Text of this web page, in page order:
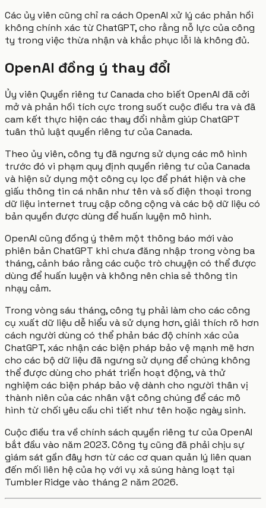
Các ủy viên cũng chỉ ra cách OpenAI xử lý các phản hồi
không chính xác từ ChatGPT, cho rằng nỗ lực của công
ty trong việc thừa nhận và khắc phục lỗi là không đủ.
OpenAI đồng ý thay đổi
Ủy viên Quyền riêng tư Canada cho biết OpenAI đã cởi
mở và phản hồi tích cực trong suốt cuộc điều tra và đã
cam kết thực hiện các thay đổi nhằm giúp ChatGPT
tuân thủ luật quyền riêng tư của Canada.
Theo ủy viên, công ty đã ngưng sử dụng các mô hình
trước đó vi phạm quy định quyền riêng tư của Canada
và hiện sử dụng một công cụ lọc để phát hiện và che
giấu thông tin cá nhân như tên và số điện thoại trong
dữ liệu internet truy cập công cộng và các bộ dữ liệu có
bản quyền được dùng để huấn luyện mô hình.
OpenAI cũng đồng ý thêm một thông báo mới vào
phiên bản ChatGPT khi chưa đăng nhập trong vòng ba
tháng, cảnh báo rằng các cuộc trò chuyện có thể được
dùng để huấn luyện và không nên chia sẻ thông tin
nhạy cảm.
Trong vòng sáu tháng, công ty phải làm cho các công
cụ xuất dữ liệu dễ hiểu và sử dụng hơn, giải thích rõ hơn
cách người dùng có thể phản bác độ chính xác của
ChatGPT, xác nhận các biện pháp bảo vệ mạnh mẽ hơn
cho các bộ dữ liệu đã ngưng sử dụng để chúng không
thể được dùng cho phát triển hoạt động, và thử
nghiệm các biện pháp bảo vệ dành cho người thân vị
thành niên của các nhân vật công chúng để các mô
hình từ chối yêu cầu chi tiết như tên hoặc ngày sinh.
Cuộc điều tra về chính sách quyền riêng tư của OpenAI
bắt đầu vào năm 2023. Công ty cũng đã phải chịu sự
giám sát gần đây hơn từ các cơ quan quản lý liên quan
đến mối liên hệ của họ với vụ xả súng hàng loạt tại
Tumbler Ridge vào tháng 2 năm 2026.